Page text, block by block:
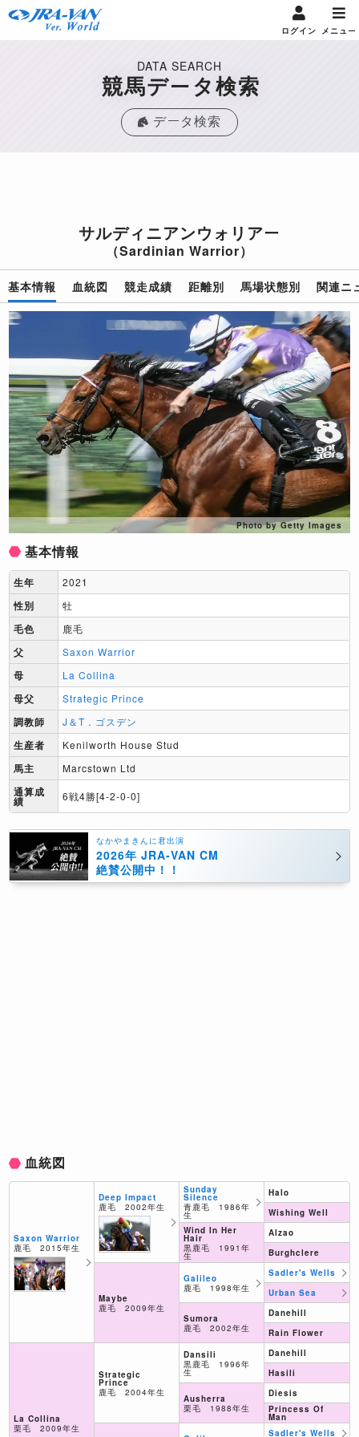
ログイン メニュー
DATA SEARCH
競馬データ検索
データ検索
サルディニアンウォリアー
（Sardinian Warrior）
基本情報 血統図 競走成績 距離別 馬場状態別 関連ニ
Photo by Getty Images
基本情報
生年 2021
性別 牡
毛色 鹿毛
父 Saxon Warrior
母 La Collina
母父 Strategic Prince
調教師 J＆T．ゴスデン
生産者 Kenilworth House Stud
馬主 Marcstown Ltd
通算成
績 6戦4勝[4-2-0-0]
なかやまきんに君出演
2026年 JRA-VAN CM
絶賛公開中！！
血統図
Saxon Warrior
鹿毛 2015年生
La Collina
栗毛 2009年生
Deep Impact
鹿毛 2002年生
Maybe
鹿毛 2009年生
Strategic
Prince
鹿毛 2004年生
Sunday
Silence
青鹿毛 1986年
生
Wind In Her
Hair
黒鹿毛 1991年
生
Galileo
鹿毛 1998年生
Sumora
鹿毛 2002年生
Dansili
黒鹿毛 1996年
生
Ausherra
栗毛 1988年生
Halo
Wishing Well
Alzao
Burghclere
Sadler's Wells
Urban Sea
Danehill
Rain Flower
Danehill
Hasili
Diesis
Princess Of
Man
Sadler's Wells